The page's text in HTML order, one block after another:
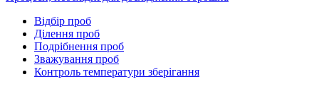
Відбір проб
Ділення проб
Подрібнення проб
Зважування проб
Контроль температури зберігання